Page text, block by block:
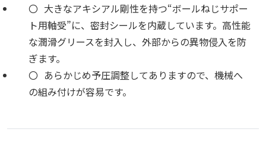
大きなアキシアル剛性を持つ“ボールねじサポー
ト用軸受”に、密封シールを内蔵しています。高性能
な潤滑グリースを封入し、外部からの異物侵入を防
ぎます。
あらかじめ予圧調整してありますので、機械へ
の組み付けが容易です。